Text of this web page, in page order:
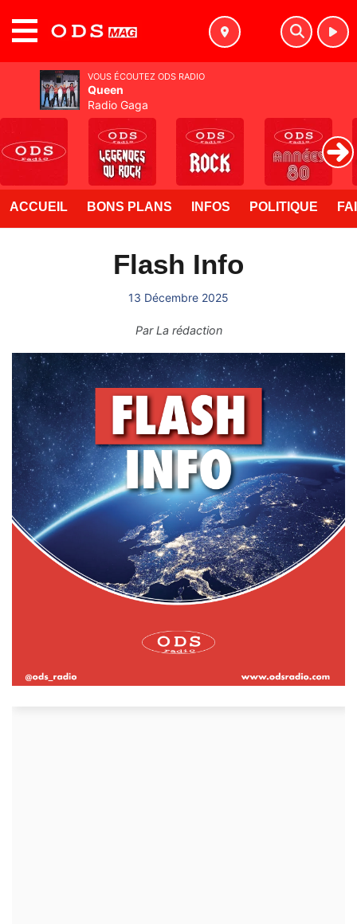
ACCUEIL BONS PLANS INFOS POLITIQUE
Flash Info
13 Décembre 2025
ParLa rédaction
VOUS ÉCOUTEZ ODS RADIO
Queen
Radio Gaga